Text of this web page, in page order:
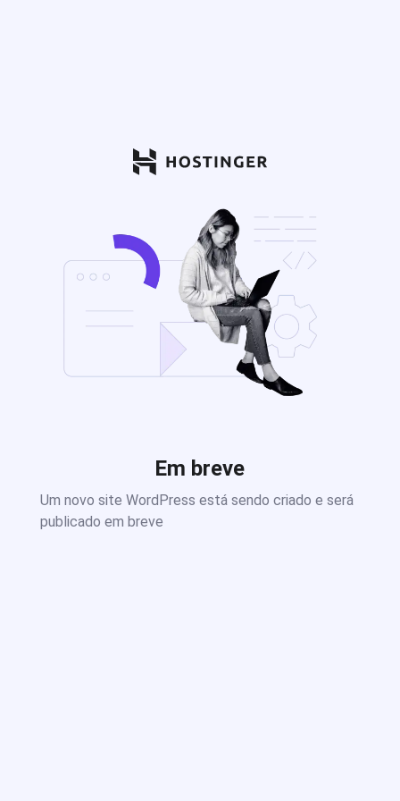
Em breve
Um novo site WordPress está sendo criado e será
publicado em breve